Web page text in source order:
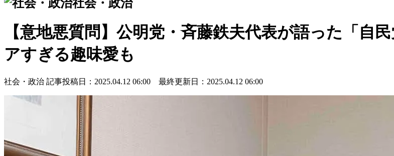
社会・政治
【意地悪質問】公明党・斉藤鉄夫代表が語った「自
アすぎる趣味愛も
社会・政治 記事投稿日：2025.04.12 06:00 最終更新日：2025.04.12 06:00